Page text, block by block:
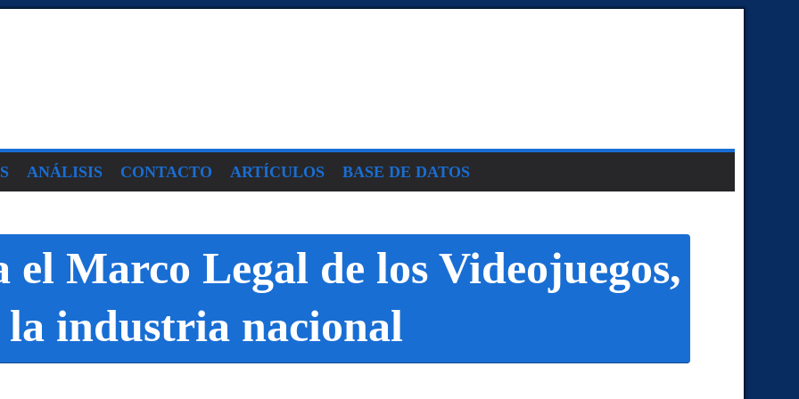
ANÁLISIS CONTACTO ARTÍCULOS BASE DE DATOS
Marco Legal de los Videojuegos,
industria nacional